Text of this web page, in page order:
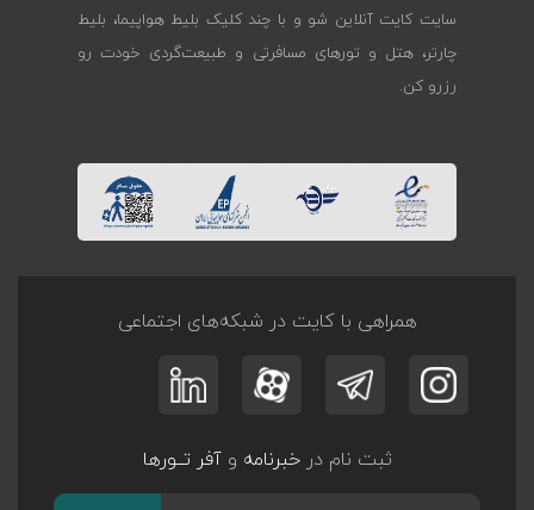
سایت کایت آنلاین شو و با چند کلیک بلیط هواپیما، بلیط
چارتر، هتل و تورهای مسافرتی و طبیعت‌گردی خودت رو
رزرو کن.
همراهی با کایت در شبکه‌های اجتماعی
ثبت نام درخبرنامه وآفر تــورها